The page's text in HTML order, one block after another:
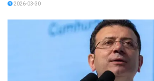
2026-03-30